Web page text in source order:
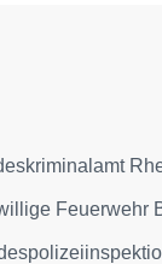
Feuerwehr